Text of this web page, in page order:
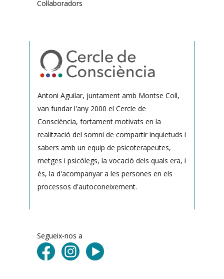
Col·laboradors
Antoni Aguilar, juntament amb Montse Coll,
van fundar l'any 2000 el Cercle de
Consciència, fortament motivats en la
realització del somni de compartir inquietuds i
sabers amb un equip de psicoterapeutes,
metges i psicòlegs, la vocació dels quals era, i
és, la d'acompanyar a les persones en els
processos d'autoconeixement.
Segueix-nos a